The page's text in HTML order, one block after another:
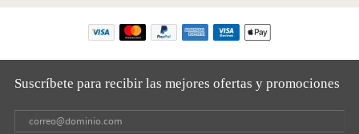
Suscríbete para recibir las mejores ofertas y promociones